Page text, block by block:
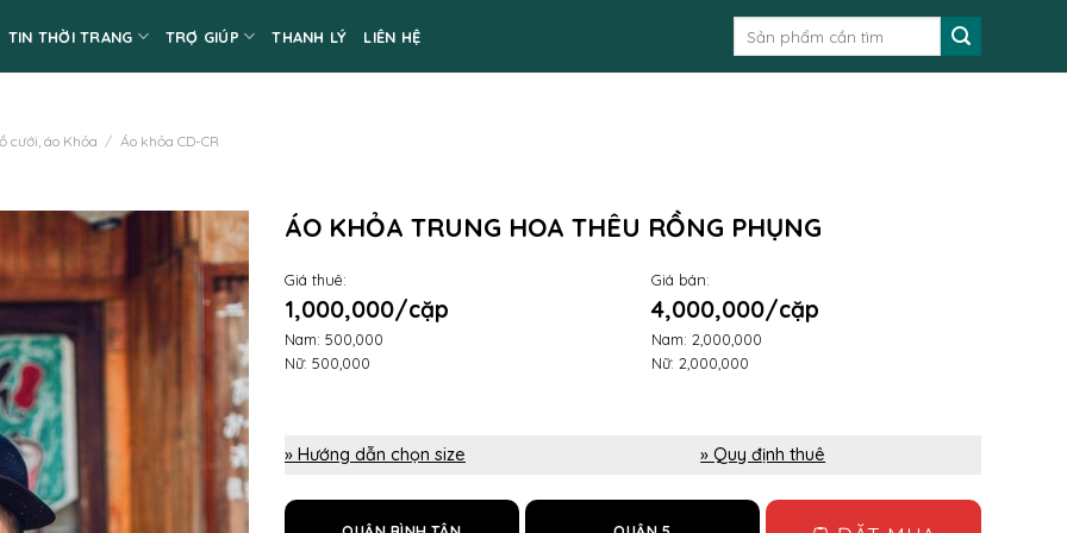
TIN THỜI TRANG TRỢ GIÚP THANH LÝ LIÊN HỆ
cưới, áo Khỏa / Áo khỏa CD-CR
ÁO KHỎA TRUNG HOA THÊU RỒNG PHỤNG
Giá thuê:
1,000,000/cặp
Nam: 500,000
Nữ: 500,000
Giá bán:
4,000,000/cặp
Nam: 2,000,000
Nữ: 2,000,000
» Hướng dẫn chọn size » Quy định thuê